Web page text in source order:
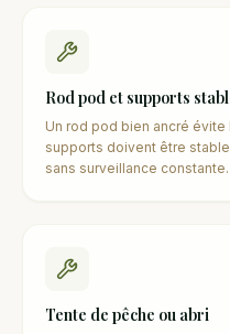
Rod pod et supports
Un rod pod bien ancré
supports doivent être
sans surveillance constante.
Tente de pêche ou abri